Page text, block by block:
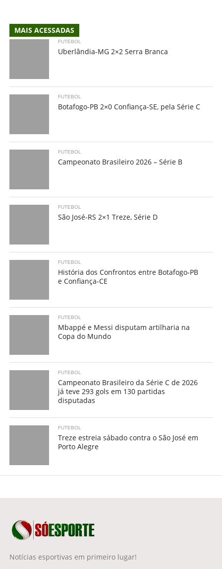
MAIS ACESSADAS
FUTEBOL
Uberlândia-MG 2×2 Serra Branca
FUTEBOL
Botafogo-PB 2×0 Confiança-SE, pela Série C
FUTEBOL
Campeonato Brasileiro 2026 – Série B
FUTEBOL
São José-RS 2×1 Treze, Série D
FUTEBOL
História dos Confrontos entre Botafogo-PB
e Confiança-CE
FUTEBOL
Mbappé e Messi disputam artilharia na
Copa do Mundo
FUTEBOL
Campeonato Brasileiro da Série C de 2026
já teve 293 gols em 130 partidas
disputadas
FUTEBOL
Treze estreia sábado contra o São José em
Porto Alegre
Notícias esportivas em primeiro lugar!